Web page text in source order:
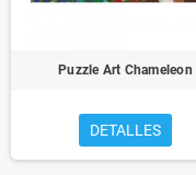
Puzzle Art Chameleon
DETALLES